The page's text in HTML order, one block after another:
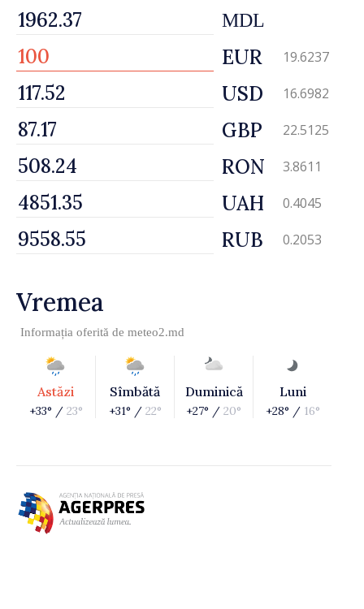
MDL
EUR 19.6237
USD 16.6982
GBP 22.5125
RON 3.8611
UAH 0.4045
RUB 0.2053
Vremea
Informația oferită de meteo2.md
Astăzi
+33° / 23°
Sîmbătă
+31° / 22°
Duminică
+27° / 20°
Luni
+28° / 16°